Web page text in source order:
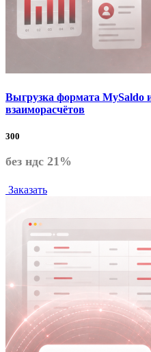
Выгрузка формата MySaldo
взаиморасчётов
300
без ндс 21%
Заказать